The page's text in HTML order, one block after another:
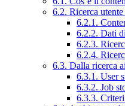
6.2. Ricerca
6.2.1.
6.2.2. Dati
6.2.3.
6.2.4.
6.3. Dalla ricerca
6.3.1. User
6.3.2. Job
6.3.3.